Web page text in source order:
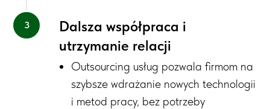
Dalsza współpraca i
utrzymanie relacji
Outsourcing usług pozwala firmom na
szybsze wdrażanie nowych technologii
i metod pracy, bez potrzeby